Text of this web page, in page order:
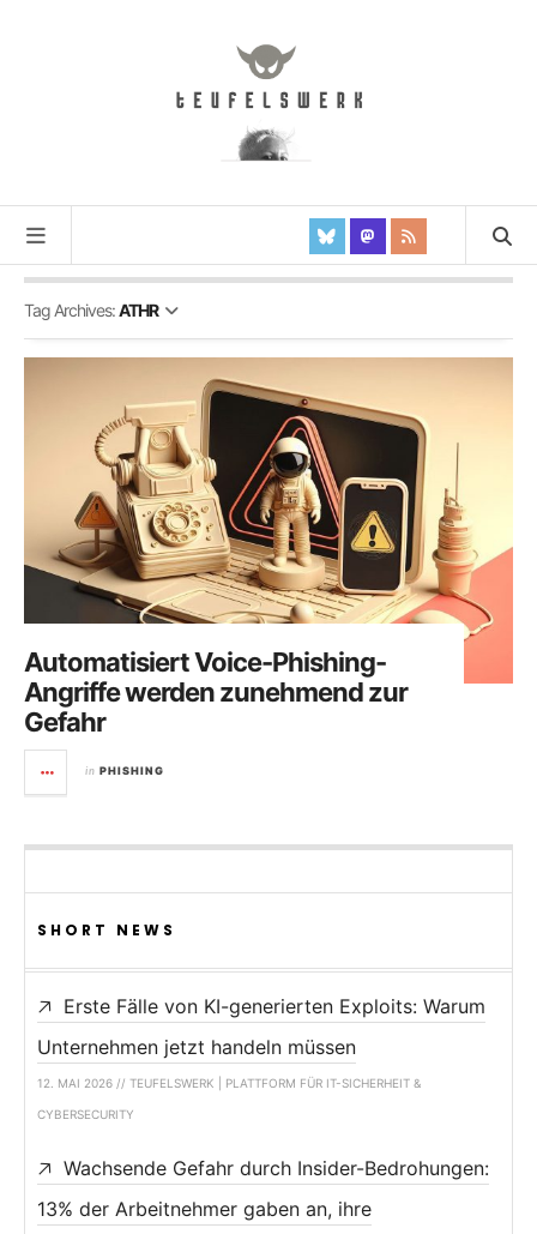
Tag Archives:ATHR
Automatisiert Voice-Phishing-
Angriffe werden zunehmend zur
Gefahr
in PHISHING
SHORT NEWS
Erste Fälle von KI-generierten Exploits: Warum
Unternehmen jetzt handeln müssen
12. MAI 2026 // TEUFELSWERK | PLATTFORM FÜR IT-SICHERHEIT &
CYBERSECURITY
Wachsende Gefahr durch Insider-Bedrohungen:
13% der Arbeitnehmer gaben an, ihre